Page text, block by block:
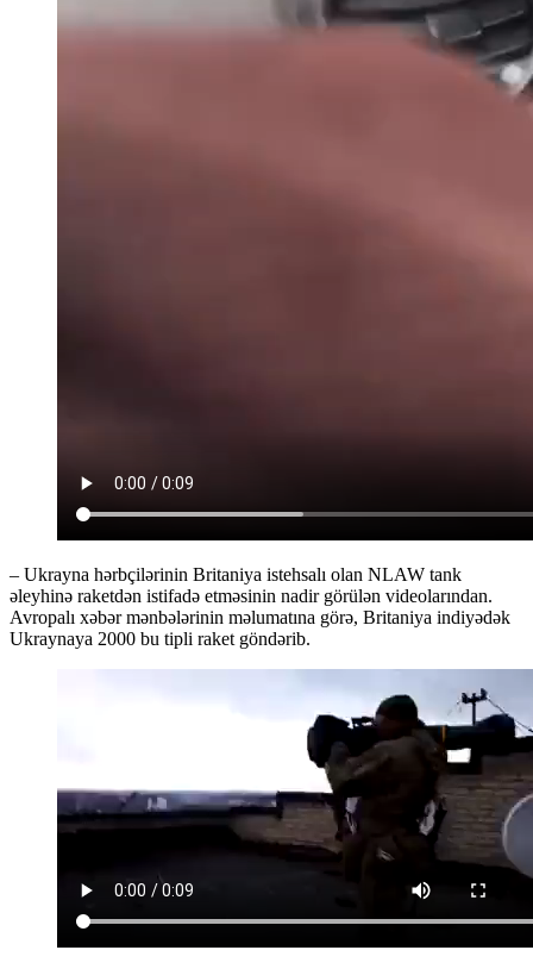
– Ukrayna hərbçilərinin Britaniya istehsalı olan NLAW tank
əleyhinə raketdən istifadə etməsinin nadir görülən videolarından.
Avropalı xəbər mənbələrinin məlumatına görə, Britaniya indiyədək
Ukraynaya 2000 bu tipli raket göndərib.